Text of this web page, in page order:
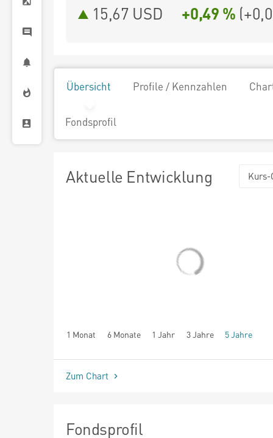
15,67 USD +0,49 % (
Übersicht Profile / Kennzahlen
Fondsprofil
Aktuelle Entwicklung Kurs-
1 Monat 6 Monate 1 Jahr 3 Jahre 5 Jahre
seit Beginn
Zum Chart
Fondsprofil